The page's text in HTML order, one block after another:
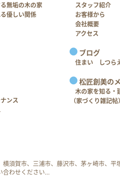
無垢の木の家
優しい関係
ンス
スタッフ紹介
お客様から
会社概要
アクセス
ブログ
住まい しつら
松匠創美の
木の家を知る・
（家づくり雑記帖）
須賀市、三浦市、藤沢市、茅ヶ崎市、平
合わせください…